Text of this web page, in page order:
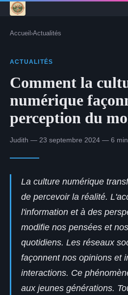
Accueil ›Actualités
ACTUALITÉS
Comment la
numérique
perception du
Judith — 23 septembre 2024 — 6
La culture numérique
de percevoir la réalité.
l'information et à des
modifie nos pensées et
quotidiens. Les réseaux
façonnent nos opinions et
interactions. Ce
aux jeunes générations.